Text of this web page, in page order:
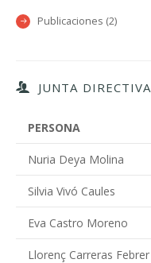
Publicaciones (2)
JUNTA DIRECTIVA
PERSONA
Nuria Deya Molina
Silvia Vivó Caules
Eva Castro Moreno
Llorenç Carreras Febrer